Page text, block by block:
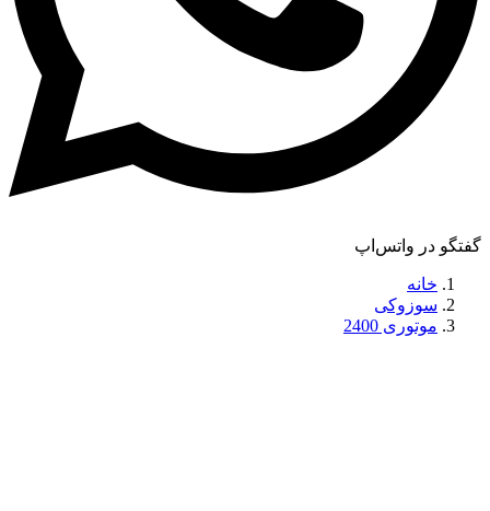
گفتگو در واتس‌اپ
خانه
سوزوکی
موتوری 2400